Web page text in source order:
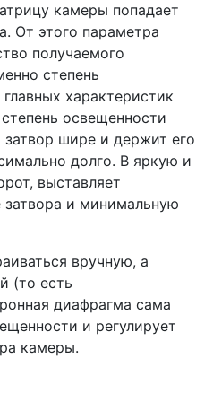
камеры попадает
От этого параметра
получаемого
степень
характеристик
освещенности
шире и держит его
долго. В яркую и
выставляет
и минимальную
вручную, а
(то есть
диафрагма сама
и регулирует
камеры.